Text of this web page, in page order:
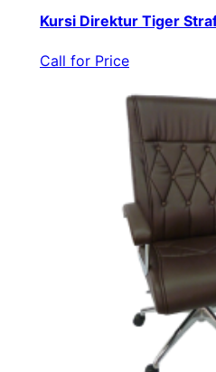
Kursi Direktur Tiger
Call for Price